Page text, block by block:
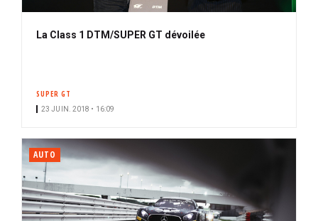
La Class 1 DTM/SUPER GT dévoilée
SUPER GT
23 JUIN. 2018 • 16:09
AUTO